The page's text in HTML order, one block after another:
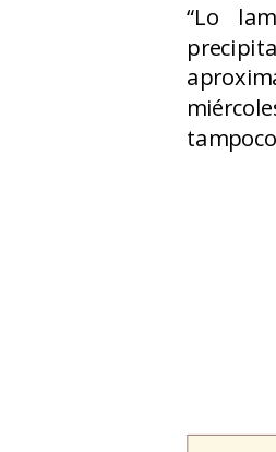
“Lo